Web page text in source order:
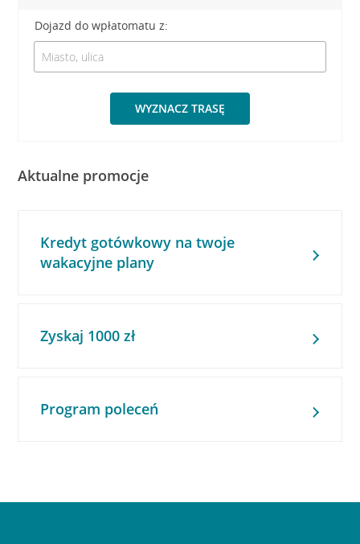
Dojazd do wpłatomatu z:
WYZNACZ TRASĘ
Aktualne promocje
Kredyt gotówkowy na twoje
wakacyjne plany
Zyskaj 1000 zł
Program poleceń